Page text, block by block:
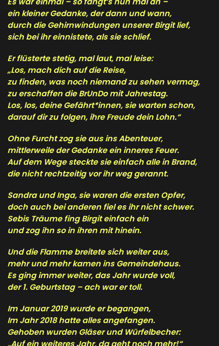
ein kleiner Gedanke, der dann und wann,
durch die Gehirnwindungen unserer Birgit lief,
sich bei ihr einnistete, als sie schlief.
Er flüsterte stetig, mal laut, mal leise:
„Los, mach dich auf die Reise,
zu finden, was noch niemand zu sehen vermag,
zu erschaffen die BrUnDo mit Jahrestag.
Los, los, deine Gefährt*innen, sie warten schon,
darauf dir zu folgen, ihre Freude dein Lohn.“
Ohne Furcht zog sie aus ins Abenteuer,
mittlerweile der Gedanke ein inneres Feuer.
Auf dem Wege steckte sie einfach alle in Brand,
die nicht rechtzeitig vor ihr weg gerannt.
Sandra und Inga, sie waren die ersten Opfer,
doch auch bei anderen fiel es ihr nicht schwer.
Sebis Träume fing Birgit einfach ein
und zog ihn so in ihren mit hinein.
Und die Flamme breitete sich weiter aus,
mehr und mehr kamen ins Gemeindehaus.
Es ging immer weiter, das Jahr wurde voll,
der 1. Geburtstag – ach war er toll.
Im Januar 2019 wurde er begangen,
Im Jahr 2018 hatte alles angefangen.
Gehoben wurden Gläser und Würfelbecher:
„Auf ein weiteres Jahr, da geht noch mehr!“